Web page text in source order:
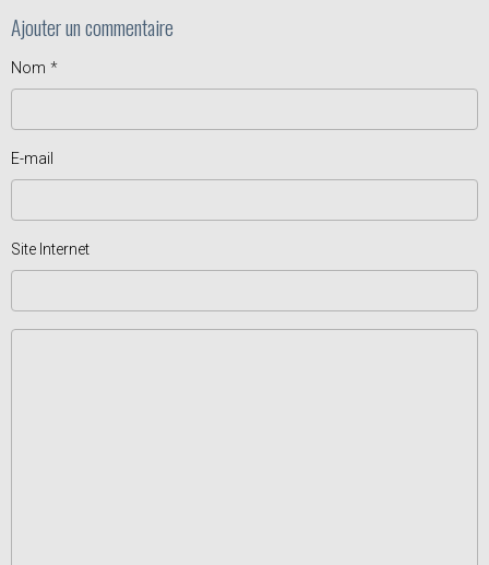
Ajouter un commentaire
Nom
E-mail
Site Internet